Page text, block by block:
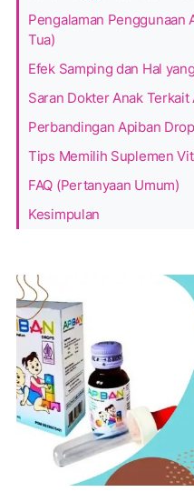
Pengalaman Penggunaan
Tua)
Efek Samping dan Hal
Saran Dokter Anak Terkait
Perbandingan Apiban
Tips Memilih Suplemen
FAQ (Pertanyaan Umum)
Kesimpulan